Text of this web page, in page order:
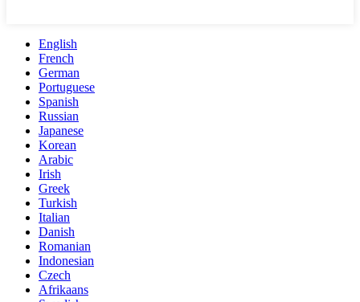
English
French
German
Portuguese
Spanish
Russian
Japanese
Korean
Arabic
Irish
Greek
Turkish
Italian
Danish
Romanian
Indonesian
Czech
Afrikaans